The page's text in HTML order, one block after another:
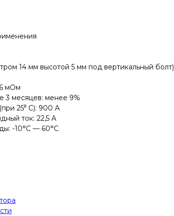
14 мм высотой 5 мм под вертикальный болт)
мОм
3 месяцев: менее 9%
25⁰ С): 900 А
ток: 22,5 А
-10°C — 60°C